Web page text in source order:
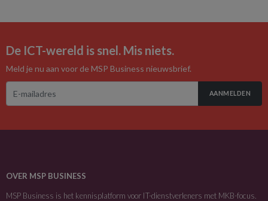
De ICT-wereld is snel. Mis niets.
Meld je nu aan voor de MSP Business nieuwsbrief.
AANMELDEN
OVER MSP BUSINESS
MSP Business is het kennisplatform voor IT-dienstverleners met MKB-focus.